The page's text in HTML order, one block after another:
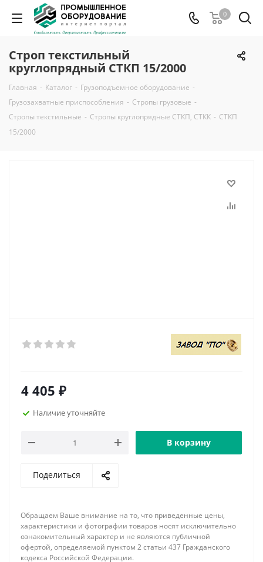
0
Строп текстильный
круглопрядный СТКП 15/2000
Главная - Каталог - Грузоподъемное оборудование -
Грузозахватные приспособления - Стропы грузовые -
Стропы текстильные - Стропы круглопрядные СТКП, СТКК - СТКП
15/2000
4 405 ₽
Наличие уточняйте
В корзину
Поделиться
Обращаем Ваше внимание на то, что приведенные цены,
характеристики и фотографии товаров носят исключительно
ознакомительный характер и не являются публичной
офертой, определяемой пунктом 2 статьи 437 Гражданского
кодекса Российской Федерации.